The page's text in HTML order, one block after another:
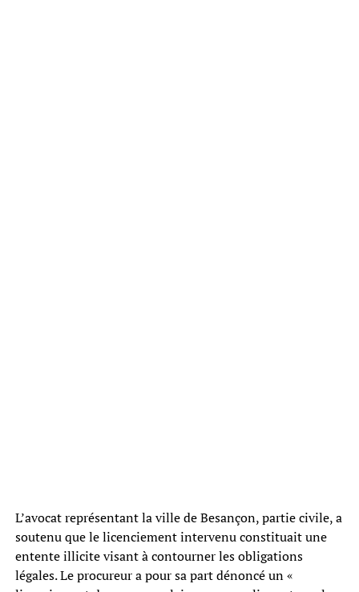
L’avocat représentant la ville de Besançon, partie civile, a
soutenu que le licenciement intervenu constituait une
entente illicite visant à contourner les obligations
légales. Le procureur a pour sa part dénoncé un «